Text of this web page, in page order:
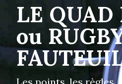
LE QUAD
ou